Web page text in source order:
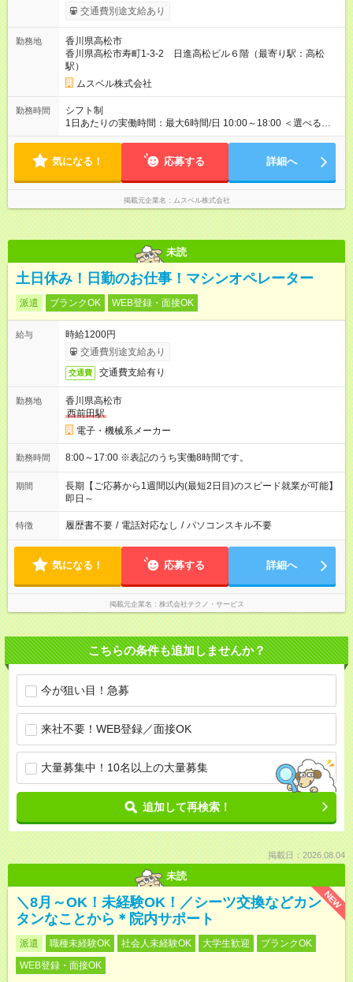
ます。 《成果に応じたインセンティブ支給例》 テレアポ未経
験、入社5ヶ月目の女性パートさんが、時給に加えて、月7万円
果・貢献に応じた報酬制度が導入されています。 ※試用期間は3
ヶ月で、その間は有期契約です。そのほかの条件に変更はあり
ません。 【試用期間】試用期間あり 試用期間の長さ：2ヶ月
※ 雇用形態と給与に、本採用時と異なる部分があります。 雇用
形態：中途採用（契約社員） 給与：本採用時と同じです。 ※試
用期間は2ヶ月で、その間は有期契約です。そのほかの条件に変
更はありません。 ※月所定労働時間が110時間未満の方は試用期
交通費別途支給あり
勤務地
香川県高松市
香川県高松市寿町1-3-2 日進高松ビル６階（最寄り駅：高松
駅）
ムスベル株式会社
勤務時間
シフト制
1日あたりの実働時間：最大6時間/日 10:00～18:00 ＜選べるシ
フト＞ (1)10:00～16:00 (2)10:00～17:00 (3)10:00～18:00 ◎
（希望シフト制） ◎原則定時退社／残業はほとんどありませ
気になる！ 応募する 詳細へ
掲載元企業名 ムスベル株式会社
未読
土日休み！日勤のお仕事！マシンオペレーター
派遣 ブランクOK WEB登録・面接OK
給与
時給1200円
交通費別途支給あり
交通費 交通費支給有り
勤務地
香川県高松市
西前田駅
電子・機械系メーカー
勤務時間 8:00～17:00 ※表記のうち実働8時間です。
期間
長期【ご応募から1週間以内(最短2日目)のスピード就業が可能】
即日～
特徴 履歴書不要 / 電話対応なし / パソコンスキル不要
気になる！ 応募する 詳細へ
掲載元企業名 株式会社テクノ・サービス
こちらの条件も追加しませんか？
今が狙い目！急募
来社不要！WEB登録／面接OK
大量募集中！10名以上の大量募集
追加して再検索！
掲載日：2026.08.04
未読
NEW
＼8月～OK！未経験OK！／シーツ交換などカン
タンなことから＊院内サポート
派遣 職種未経験OK 社会人未経験OK 大学生歓迎
ブランクOK
WEB登録・面接OK